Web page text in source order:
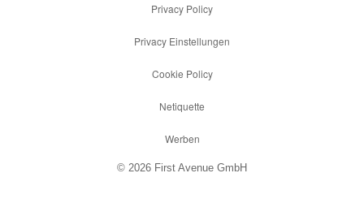
Privacy Policy
Privacy Einstellungen
Cookie Policy
Netiquette
Werben
© 2026 First Avenue GmbH